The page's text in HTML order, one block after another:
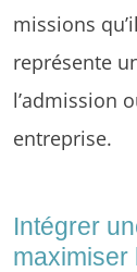
missions
représente
l’admission
entreprise.
Intégrer
maximiser